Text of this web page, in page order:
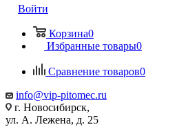
Войти
Корзина0
Избранные товары0
Сравнение товаров0
info@vip-pitomec.ru
г. Новосибирск,
ул. А. Лежена, д. 25